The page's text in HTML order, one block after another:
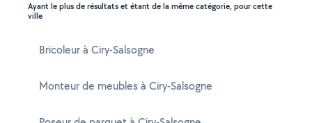
Ayant le plus de résultats et étant de la même catégorie, pour cette
ville
Bricoleur à Ciry-Salsogne
Monteur de meubles à Ciry-Salsogne